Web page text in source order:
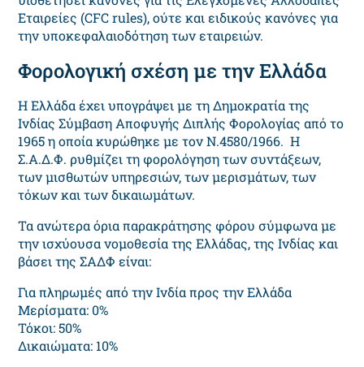
Εταιρείες (CFC rules), ούτε και ειδικούς κανόνες για
την υποκεφαλαιοδότηση των εταιρειών.
Φορολογική σχέση με την Ελλάδα
Η Ελλάδα έχει υπογράψει με τη Δημοκρατία της
Ινδίας Σύμβαση Αποφυγής Διπλής Φορολογίας από το
1965 η οποία κυρώθηκε με τον Ν.4580/1966. Η
Σ.Α.Δ.Φ. ρυθμίζει τη φορολόγηση των συντάξεων,
των μισθωτών υπηρεσιών, των μερισμάτων, των
τόκων και των δικαιωμάτων.
Τα ανώτερα όρια παρακράτησης φόρου σύμφωνα με
την ισχύουσα νομοθεσία της Ελλάδας, της Ινδίας και
βάσει της ΣΑΔΦ είναι:
Για πληρωμές από την Ινδία προς την Ελλάδα
Μερίσματα: 0%
Τόκοι: 50%
Δικαιώματα: 10%